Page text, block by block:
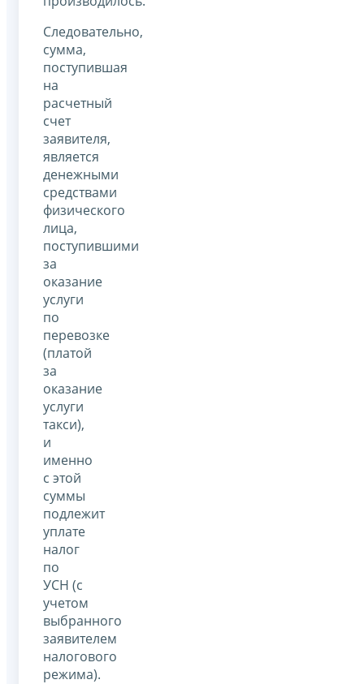
Следовательно,
сумма,
поступившая
на
расчетный
счет
заявителя,
является
денежными
средствами
физического
лица,
поступившими
за
оказание
услуги
по
перевозке
(платой
за
оказание
услуги
такси),
и
именно
с этой
суммы
подлежит
уплате
налог
по
УСН (с
учетом
выбранного
заявителем
налогового
режима).